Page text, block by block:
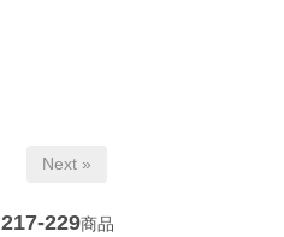
Next »
217-229商品